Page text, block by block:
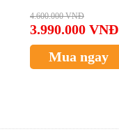
4.600.000 VNĐ
3.990.000 VNĐ
Mua ngay